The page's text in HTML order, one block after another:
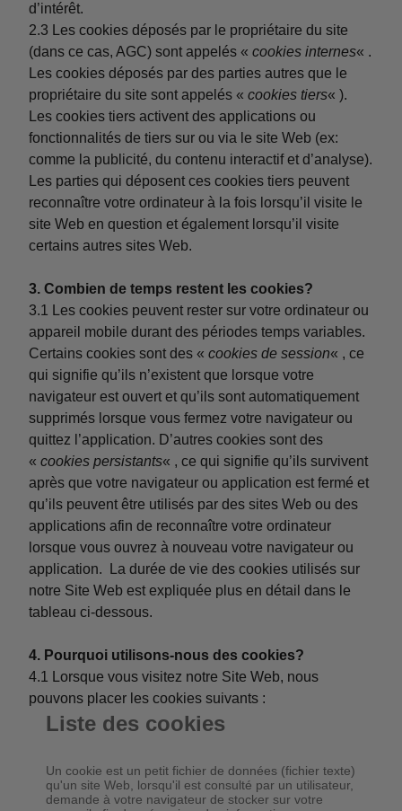
d’intérêt.
2.3 Les cookies déposés par le propriétaire du site
(dans ce cas, AGC) sont appelés « cookies internes« .
Les cookies déposés par des parties autres que le
propriétaire du site sont appelés « cookies tiers« ).
Les cookies tiers activent des applications ou
fonctionnalités de tiers sur ou via le site Web (ex:
comme la publicité, du contenu interactif et d’analyse).
Les parties qui déposent ces cookies tiers peuvent
reconnaître votre ordinateur à la fois lorsqu’il visite le
site Web en question et également lorsqu’il visite
certains autres sites Web.
3. Combien de temps restent les cookies?
3.1 Les cookies peuvent rester sur votre ordinateur ou
appareil mobile durant des périodes temps variables.
Certains cookies sont des « cookies de session« , ce
qui signifie qu’ils n’existent que lorsque votre
navigateur est ouvert et qu’ils sont automatiquement
supprimés lorsque vous fermez votre navigateur ou
quittez l’application. D’autres cookies sont des
« cookies persistants« , ce qui signifie qu’ils survivent
après que votre navigateur ou application est fermé et
qu’ils peuvent être utilisés par des sites Web ou des
applications afin de reconnaître votre ordinateur
lorsque vous ouvrez à nouveau votre navigateur ou
application. La durée de vie des cookies utilisés sur
notre Site Web est expliquée plus en détail dans le
tableau ci-dessous.
4. Pourquoi utilisons-nous des cookies?
4.1 Lorsque vous visitez notre Site Web, nous
pouvons placer les cookies suivants :
Liste des cookies
Un cookie est un petit fichier de données (fichier texte)
qu'un site Web, lorsqu'il est consulté par un utilisateur,
demande à votre navigateur de stocker sur votre